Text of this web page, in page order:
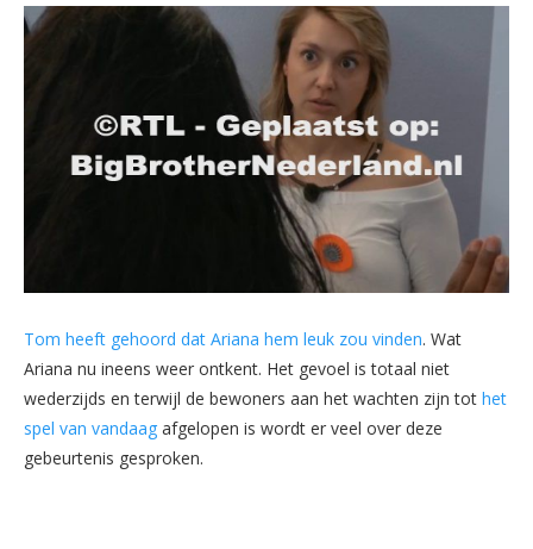
Tom heeft gehoord dat Ariana hem leuk zou vinden. Wat
Ariana nu ineens weer ontkent. Het gevoel is totaal niet
wederzijds en terwijl de bewoners aan het wachten zijn tot het
spel van vandaag afgelopen is wordt er veel over deze
gebeurtenis gesproken.